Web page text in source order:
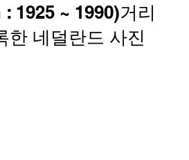
1925 ~ 1990)거리
한 네덜란드 사진